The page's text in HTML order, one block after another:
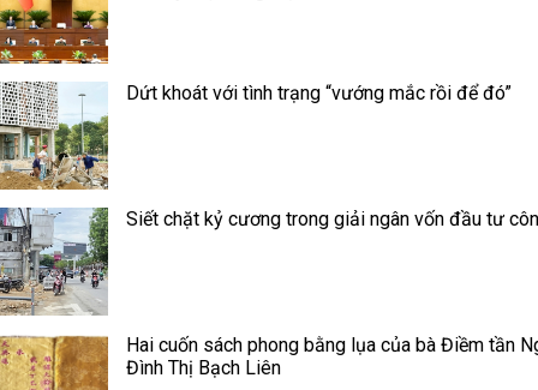
Dứt khoát với tình trạng “vướng mắc rồi để đó”
Siết chặt kỷ cương trong giải ngân vốn đầu tư
Hai cuốn sách phong bằng lụa của bà Điềm tần
Đình Thị Bạch Liên